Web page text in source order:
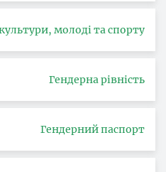
молоді та спорту
Гендерна рівність
Гендерний паспорт